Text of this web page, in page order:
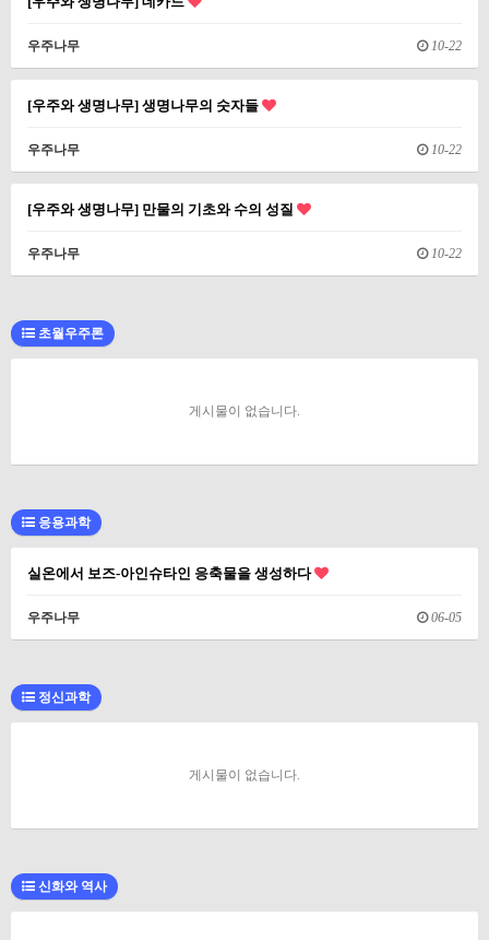
우주나무 10-22
[우주와 생명나무] 생명나무의 숫자들
우주나무 10-22
[우주와 생명나무] 만물의 기초와 수의 성질
우주나무 10-22
초월우주론
게시물이 없습니다.
응용과학
실온에서 보즈-아인슈타인 응축물을 생성하다
우주나무 06-05
정신과학
게시물이 없습니다.
신화와 역사